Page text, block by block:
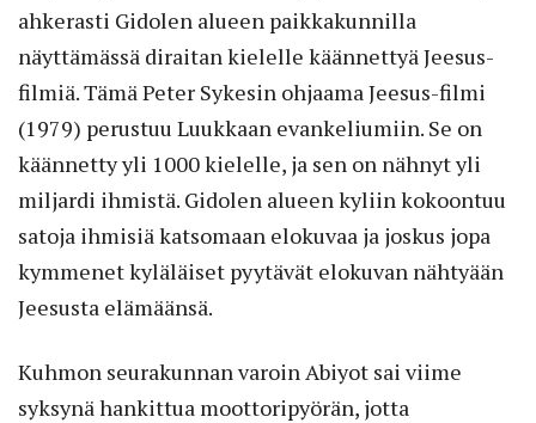
ahkerasti Gidolen alueen paikkakunnilla
näyttämässä diraitan kielelle käännettyä Jeesus-
filmiä. Tämä Peter Sykesin ohjaama Jeesus-filmi
(1979) perustuu Luukkaan evankeliumiin. Se on
käännetty yli 1000 kielelle, ja sen on nähnyt yli
miljardi ihmistä. Gidolen alueen kyliin kokoontuu
satoja ihmisiä katsomaan elokuvaa ja joskus jopa
kymmenet kyläläiset pyytävät elokuvan nähtyään
Jeesusta elämäänsä.
Kuhmon seurakunnan varoin Abiyot sai viime
syksynä hankittua moottoripyörän, jotta